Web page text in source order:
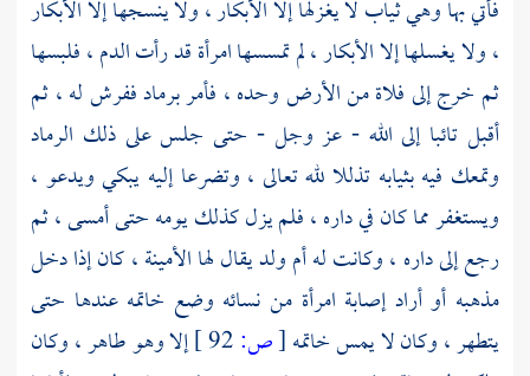
فأتي بها وهي ثياب لا يغزلها إلا الأبكار ، ولا ينسجها إلا الأبكار
، ولا يغسلها إلا الأبكار ، لم تمسسها امرأة قد رأت الدم ، فلبسها
ثم خرج إلى فلاة من الأرض وحده ، فأمر برماد ففرش له ، ثم
أقبل تائبا إلى الله - عز وجل - حتى جلس على ذلك الرماد
وتمعك فيه بثيابه تذللا لله تعالى ، وتضرعا إليه يبكي ويدعو ،
ويستغفر مما كان في داره ، فلم يزل كذلك يومه حتى أمسى ، ثم
رجع إلى داره ، وكانت له أم ولد يقال لها الأمينة ، كان إذا دخل
مذهبه أو أراد إصابة امرأة من نسائه وضع خاتمه عندها حتى
يتطهر ، وكان لا يمس خاتمه[ص:
إلا وهو طاهر ، وكان